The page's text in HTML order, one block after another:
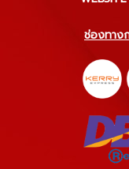
ช่องทาง